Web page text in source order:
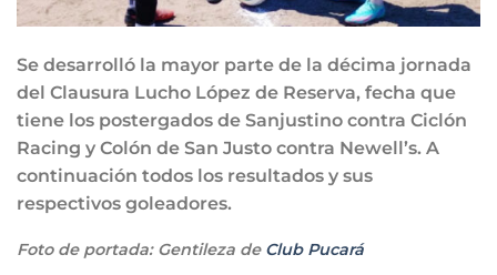
Se desarrolló la mayor parte de la décima jornada
del Clausura Lucho López de Reserva, fecha que
tiene los postergados de Sanjustino contra Ciclón
Racing y Colón de San Justo contra Newell’s. A
continuación todos los resultados y sus
respectivos goleadores.
Foto de portada: Gentileza de Club Pucará